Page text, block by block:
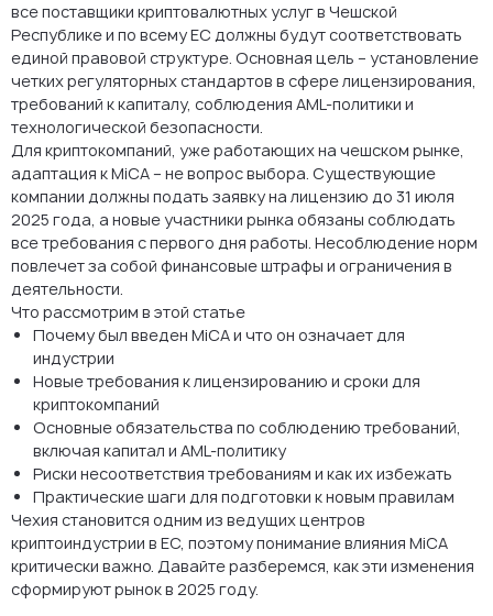
Штрафы за несоблюдение требований MiCA
Практические рекомендации для бизнеса по подготовке к MiCA
Источники и нормативные документы
FAQ
все поставщики криптовалютных услуг в Чешской
Республике и по всему ЕС должны будут соответствовать
единой правовой структуре. Основная цель – установление
четких регуляторных стандартов в сфере лицензирования,
требований к капиталу, соблюдения AML-политики и
технологической безопасности.
Для криптокомпаний, уже работающих на чешском рынке,
адаптация к MiCA – не вопрос выбора. Существующие
компании должны подать заявку на лицензию до 31 июля
2025 года, а новые участники рынка обязаны соблюдать
все требования с первого дня работы. Несоблюдение норм
повлечет за собой финансовые штрафы и ограничения в
деятельности.
Что рассмотрим в этой статье
Почему был введен MiCA и что он означает для
индустрии
Новые требования к лицензированию и сроки для
криптокомпаний
Основные обязательства по соблюдению требований,
включая капитал и AML-политику
Риски несоответствия требованиям и как их избежать
Практические шаги для подготовки к новым правилам
Чехия становится одним из ведущих центров
криптоиндустрии в ЕС, поэтому понимание влияния MiCA
критически важно. Давайте разберемся, как эти изменения
сформируют рынок в 2025 году.